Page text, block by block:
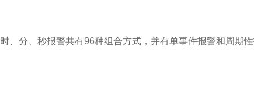
分、秒报警共有96种组合方式，并有单事件报警和周期性